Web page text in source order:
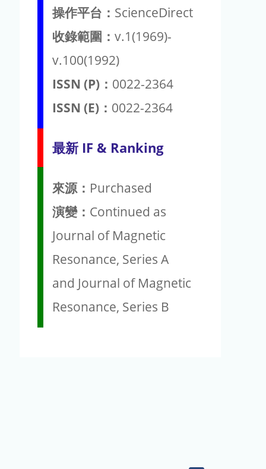
操作平台： ScienceDirect
收錄範圍： v.1(1969)-
v.100(1992)
ISSN (P)： 0022-2364
ISSN (E)： 0022-2364
最新 IF & Ranking
來源： Purchased
演變： Continued as
Journal of Magnetic
Resonance, Series A
and Journal of Magnetic
Resonance, Series B